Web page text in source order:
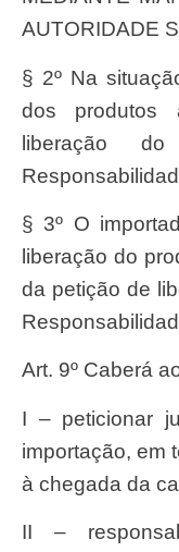
AUTORIDADE
§ 2º Na
dos produtos
liberação
§ 3º O
liberação do
da petição de
Art. 9º Caberá
I – peticionar junto à Anvisa o processo de
importação, em
à chegada da
II – responsabilizar-se pela procedência,